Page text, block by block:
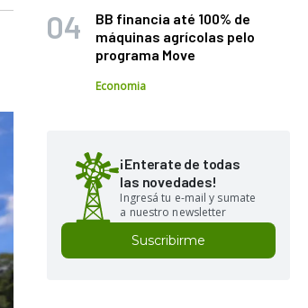
BB financia até 100% de
máquinas agrícolas pelo
programa Move
Economia
¡Enterate de todas
las novedades!
Ingresá tu e-mail y sumate
a nuestro newsletter
Suscribirme